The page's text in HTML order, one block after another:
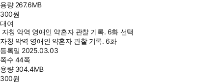
용량 267.6MB
300원
대여
자칭 악역 영애인 약혼자 관찰 기록. 6화 선택
자칭 악역 영애인 약혼자 관찰 기록. 6화
등록일 2025.03.03
쪽수 44쪽
용량 304.4MB
300원